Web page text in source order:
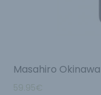
Masahiro
59.95€